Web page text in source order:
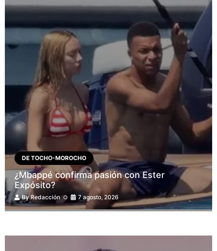
DE TOCHO-MOROCHO
¿Mbappé confirma pasión con Ester
Expósito?
ByRedacción 7 agosto, 2026